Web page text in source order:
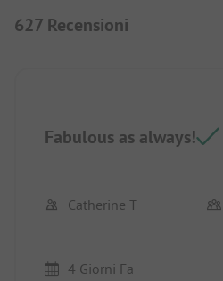
627 Recensioni
Fabulous as always!
Catherine T
4 Giorni Fa